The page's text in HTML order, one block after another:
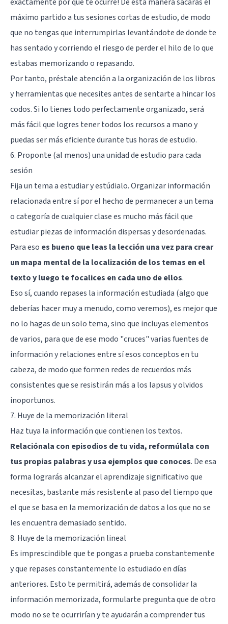
máximo partido a tus sesiones cortas de estudio, de modo
que no tengas que interrumpirlas levantándote de donde te
has sentado y corriendo el riesgo de perder el hilo de lo que
estabas memorizando o repasando.
Por tanto, préstale atención a la organización de los libros
y herramientas que necesites antes de sentarte a hincar los
codos. Si lo tienes todo perfectamente organizado, será
más fácil que logres tener todos los recursos a mano y
puedas ser más eficiente durante tus horas de estudio.
6. Proponte (al menos) una unidad de estudio para cada
sesión
Fija un tema a estudiar y estúdialo. Organizar información
relacionada entre sí por el hecho de permanecer a un tema
o categoría de cualquier clase es mucho más fácil que
estudiar piezas de información dispersas y desordenadas.
Para eso es bueno que leas la lección una vez para crear
un mapa mental de la localización de los temas en el
texto y luego te focalices en cada uno de ellos.
Eso sí, cuando repases la información estudiada (algo que
deberías hacer muy a menudo, como veremos), es mejor que
no lo hagas de un solo tema, sino que incluyas elementos
de varios, para que de ese modo "cruces" varias fuentes de
información y relaciones entre sí esos conceptos en tu
cabeza, de modo que formen redes de recuerdos más
consistentes que se resistirán más a los lapsus y olvidos
inoportunos.
7. Huye de la memorización literal
Haz tuya la información que contienen los textos.
Relaciónala con episodios de tu vida, reformúlala con
tus propias palabras y usa ejemplos que conoces. De esa
forma lograrás alcanzar elaprendizaje significativoque
necesitas, bastante más resistente al paso del tiempo que
el que se basa en la memorización de datos a los que no se
les encuentra demasiado sentido.
8. Huye de la memorización lineal
Es imprescindible que te pongas a prueba constantemente
y que repases constantemente lo estudiado en días
anteriores. Esto te permitirá, además de consolidar la
información memorizada, formularte pregunta que de otro
modo no se te ocurrirían y te ayudarán a comprender tus